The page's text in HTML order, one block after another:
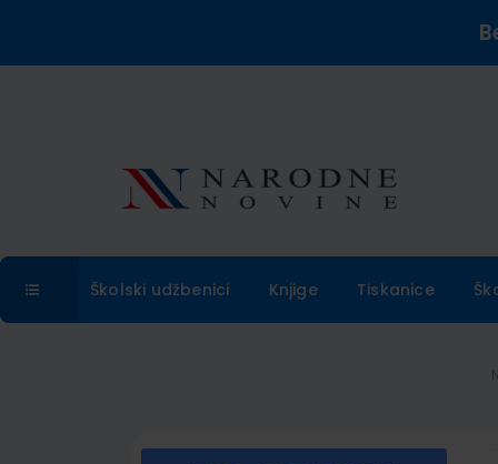
Školski udžbenici Knjige Tiskanice